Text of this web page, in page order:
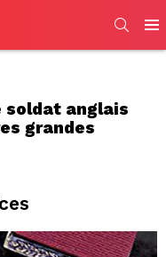
soldat anglais
grandes